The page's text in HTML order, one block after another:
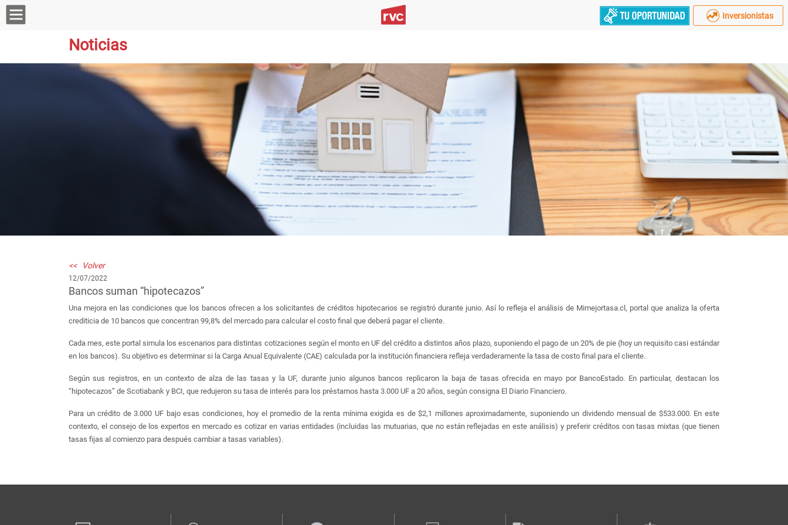
Inversionistas
Noticias
<< Volver
12/07/2022
Bancos suman “hipotecazos”
Una mejora en las condiciones que los bancos ofrecen a los solicitantes de créditos hipotecarios se registró durante junio. Así lo refleja el análisis de Mimejortasa.cl, portal que analiza la oferta
crediticia de 10 bancos que concentran 99,8% del mercado para calcular el costo final que deberá pagar el cliente.
Cada mes, este portal simula los escenarios para distintas cotizaciones según el monto en UF del crédito a distintos años plazo, suponiendo el pago de un 20% de pie (hoy un requisito casi estándar
en los bancos). Su objetivo es determinar si la Carga Anual Equivalente (CAE) calculada por la institución financiera refleja verdaderamente la tasa de costo final para el cliente.
Según sus registros, en un contexto de alza de las tasas y la UF, durante junio algunos bancos replicaron la baja de tasas ofrecida en mayo por BancoEstado. En particular, destacan los
“hipotecazos” de Scotiabank y BCI, que redujeron su tasa de interés para los préstamos hasta 3.000 UF a 20 años, según consigna El Diario Financiero.
Para un crédito de 3.000 UF bajo esas condiciones, hoy el promedio de la renta mínima exigida es de $2,1 millones aproximadamente, suponiendo un dividendo mensual de $533.000. En este
contexto, el consejo de los expertos en mercado es cotizar en varias entidades (incluidas las mutuarias, que no están reflejadas en este análisis) y preferir créditos con tasas mixtas (que tienen
tasas fijas al comienzo para después cambiar a tasas variables).